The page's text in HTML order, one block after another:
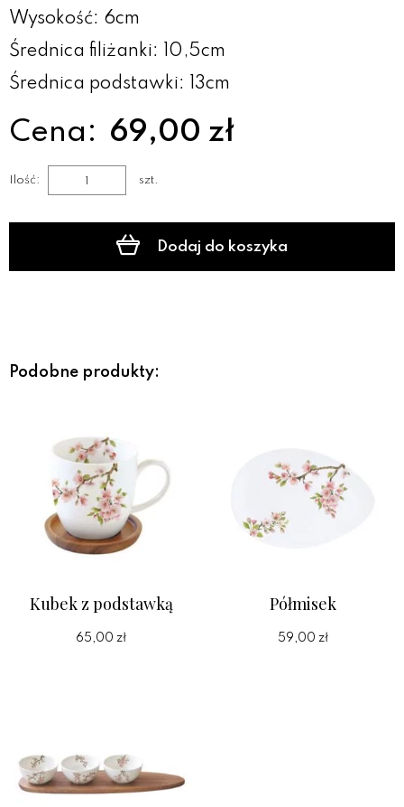
Wysokość: 6cm
Średnica filiżanki: 10,5cm
Średnica podstawki: 13cm
Cena: 69,00 zł
Ilość: szt.
Dodaj do koszyka
Podobne produkty:
Kubek z podstawką
65,00 zł
Półmisek
59,00 zł